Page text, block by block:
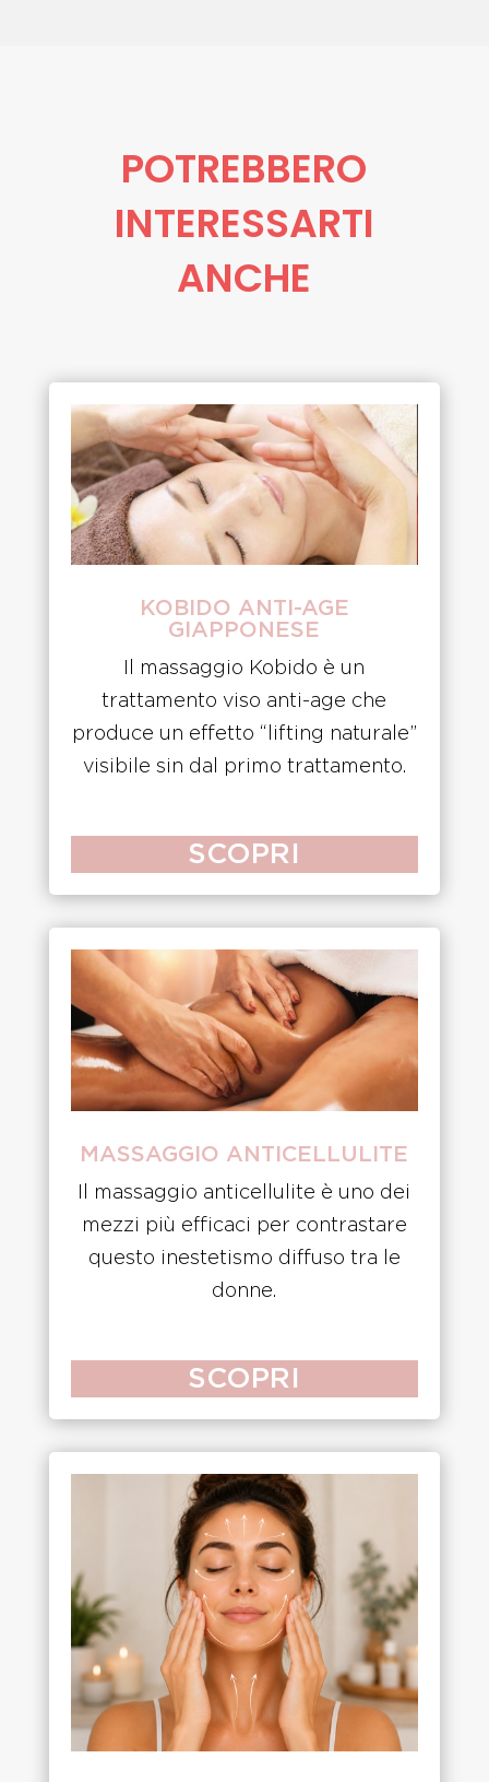
POTREBBERO
INTERESSARTI
ANCHE
KOBIDO ANTI-AGE
GIAPPONESE
Il massaggio Kobido è un
trattamento viso anti-age che
produce un effetto “lifting naturale”
visibile sin dal primo trattamento.
SCOPRI
MASSAGGIO ANTICELLULITE
Il massaggio anticellulite è uno dei
mezzi più efficaci per contrastare
questo inestetismo diffuso tra le
donne.
SCOPRI